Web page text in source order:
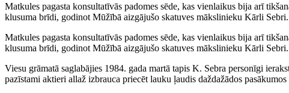
Matkules pagasta konsultatīvās padomes sēde, kas vienlaikus bija arī
klusuma brīdi, godinot Mūžībā aizgājušo skatuves mākslinieku Kārli
Matkules pagasta konsultatīvās padomes sēde, kas vienlaikus bija arī
klusuma brīdi, godinot Mūžībā aizgājušo skatuves mākslinieku Kārli
Viesu grāmatā saglabājies 1984. gada martā tapis K. Sebra personīgi
pazīstami aktieri allaž izbrauca priecēt lauku ļaudis daždažādos